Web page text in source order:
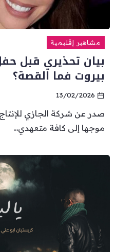
مشاهير إقليمية
بيان تحذيري قبل
بيروت فما القصة؟
13/02/2026
صدر عن شركة الجازي للإنتاج
موجها إلى كافة متعهدي...